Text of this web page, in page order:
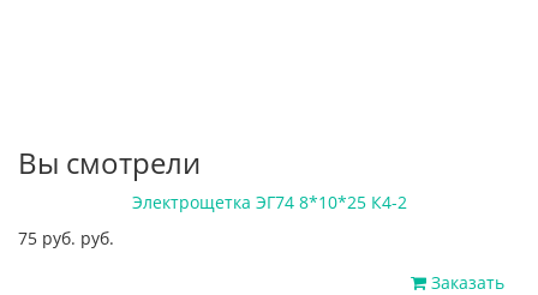
Вы смотрели
Электрощетка ЭГ74 8*10*25 К4-2
75 руб. руб.
Заказать